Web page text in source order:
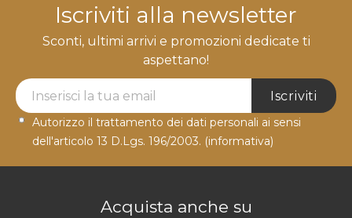
Iscriviti alla newsletter
Sconti, ultimi arrivi e promozioni dedicate ti
aspettano!
Newsletter Label
Iscriviti
Autorizzo il trattamento dei dati personali ai sensi
dell'articolo 13 D.Lgs. 196/2003. (informativa)
Acquista anche su